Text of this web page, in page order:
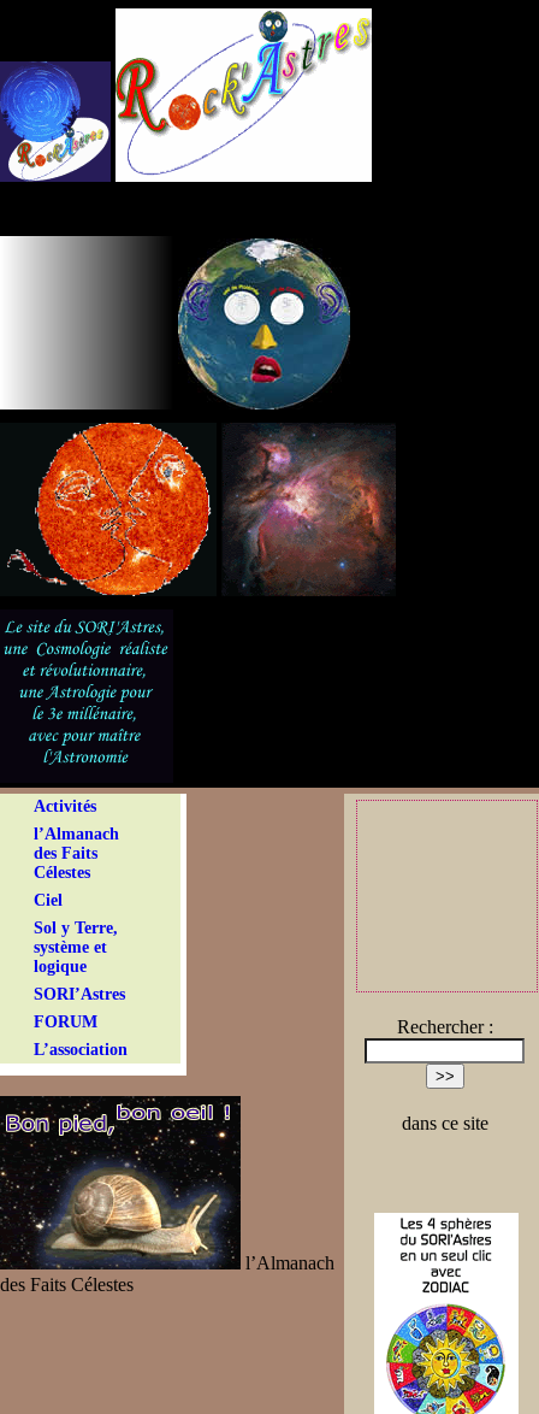
Activités
l’Almanach
des Faits
Célestes
Ciel
Sol y Terre,
système et
logique
SORI’Astres
FORUM
L’association
Rechercher :
dans ce site
l’Almanach
des Faits Célestes
Panneau de gestion des cookies